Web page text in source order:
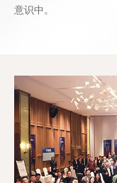
意识中。